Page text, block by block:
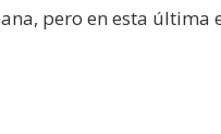
pero en esta última